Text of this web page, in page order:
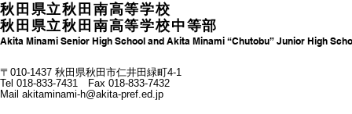
秋田県立秋田南高等学校
秋田県立秋田南高等学校中等部
Akita Minami Senior High School and Akita Minami “Chutobu” Junior High
〒010-1437 秋田県秋田市仁井田緑町4-1
Tel 018-833-7431 Fax 018-833-7432
Mail akitaminami-h@akita-pref.ed.jp